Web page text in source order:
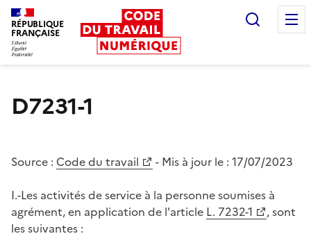
RÉPUBLIQUE
FRANÇAISE
D7231-1
Source : Code du travail - Mis à jour le : 17/07/2023
I.-Les activités de service à la personne soumises à
agrément, en application de l'article L. 7232-1
, sont
les suivantes :